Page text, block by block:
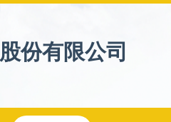
份有限公司